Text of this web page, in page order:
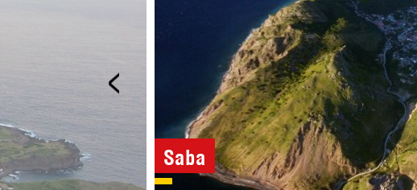
Saba
<